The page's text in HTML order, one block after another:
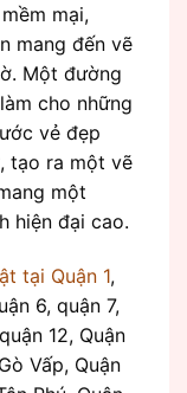
mại,
mang đến vẽ
Một đường
cho những
vẻ đẹp
tạo ra một vẽ
một
hiện đại cao.
tại Quận 1,
6, quận 7,
12, Quận
Vấp, Quận